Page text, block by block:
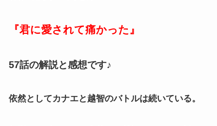
『君に愛されて痛かった』
57話の解説と感想です♪
依然としてカナエと越智のバトルは続いている。